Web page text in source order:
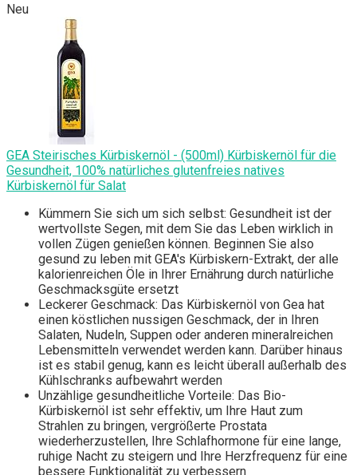
Neu
GEA Steirisches Kürbiskernöl - (500ml) Kürbiskernöl für die
Gesundheit, 100% natürliches glutenfreies natives
Kürbiskernöl für Salat
Kümmern Sie sich um sich selbst: Gesundheit ist der
wertvollste Segen, mit dem Sie das Leben wirklich in
vollen Zügen genießen können. Beginnen Sie also
gesund zu leben mit GEA's Kürbiskern-Extrakt, der alle
kalorienreichen Öle in Ihrer Ernährung durch natürliche
Geschmacksgüte ersetzt
Leckerer Geschmack: Das Kürbiskernöl von Gea hat
einen köstlichen nussigen Geschmack, der in Ihren
Salaten, Nudeln, Suppen oder anderen mineralreichen
Lebensmitteln verwendet werden kann. Darüber hinaus
ist es stabil genug, kann es leicht überall außerhalb des
Kühlschranks aufbewahrt werden
Unzählige gesundheitliche Vorteile: Das Bio-
Kürbiskernöl ist sehr effektiv, um Ihre Haut zum
Strahlen zu bringen, vergrößerte Prostata
wiederherzustellen, Ihre Schlafhormone für eine lange,
ruhige Nacht zu steigern und Ihre Herzfrequenz für eine
bessere Funktionalität zu verbessern